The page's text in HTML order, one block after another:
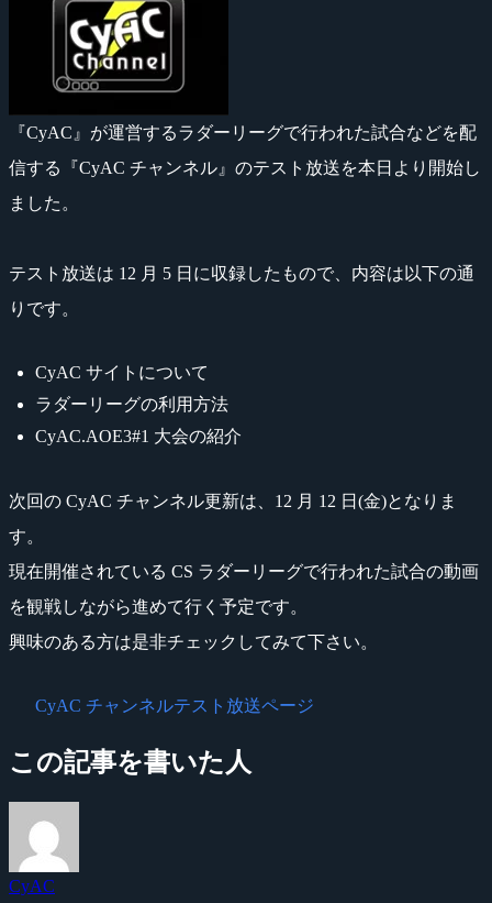
『CyAC』が運営するラダーリーグで行われた試合などを配
信する『CyAC チャンネル』のテスト放送を本日より開始し
ました。
テスト放送は 12 月 5 日に収録したもので、内容は以下の通
りです。
CyAC サイトについて
ラダーリーグの利用方法
CyAC.AOE3#1 大会の紹介
次回の CyAC チャンネル更新は、12 月 12 日(金)となりま
す。
現在開催されている CS ラダーリーグで行われた試合の動画
を観戦しながら進めて行く予定です。
興味のある方は是非チェックしてみて下さい。
CyAC チャンネルテスト放送ページ
この記事を書いた人
CyAC